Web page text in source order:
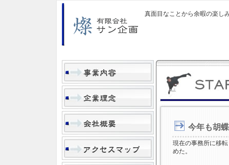
真面目なことから余暇の楽し
今年も胡
現在の事務所に移
めた。